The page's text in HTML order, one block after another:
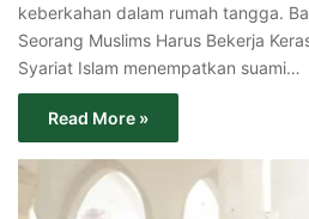
keberkahan dalam rumah tangga.
Seorang Muslims Harus Bekerja
Syariat Islam menempatkan suami…
Read More »